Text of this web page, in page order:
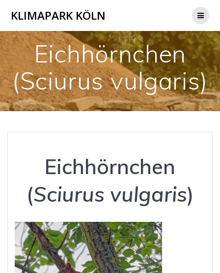
KLIMAPARK KÖLN
Eichhörnchen
(Sciurus vulgaris)
Eichhörnchen
(Sciurus vulgaris)